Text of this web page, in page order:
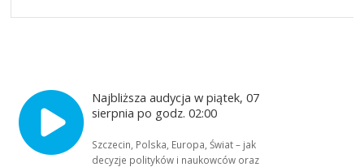
Najbliższa audycja w piątek, 07
sierpnia po godz. 02:00
Szczecin, Polska, Europa, Świat – jak
decyzje polityków i naukowców oraz